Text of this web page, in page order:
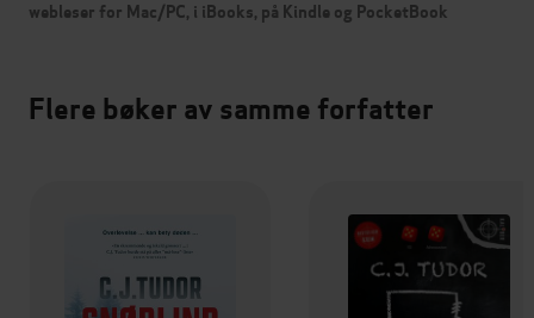
webleser for Mac/PC, i iBooks, på Kindle og PocketBook
Flere bøker av samme forfatter